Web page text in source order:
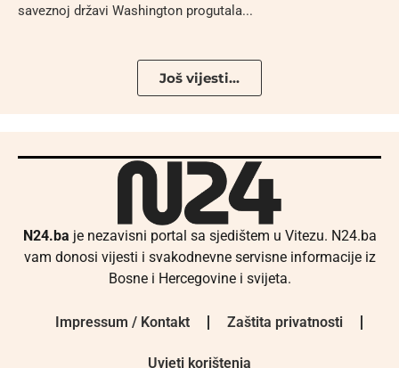
saveznoj državi Washington progutala...
Još vijesti...
N24.ba je nezavisni portal sa sjedištem u Vitezu. N24.ba
vam donosi vijesti i svakodnevne servisne informacije iz
Bosne i Hercegovine i svijeta.
Impressum / Kontakt Zaštita privatnosti
Uvjeti korištenja